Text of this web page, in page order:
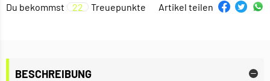
Du bekommst 22 Treuepunkte Artikel teilen
BESCHREIBUNG